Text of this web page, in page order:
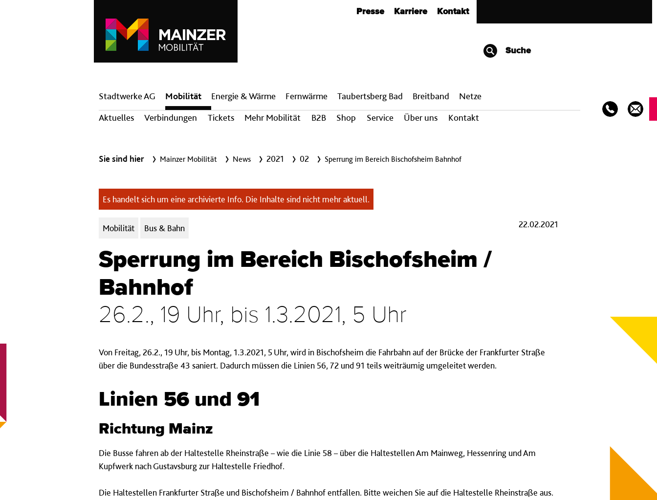
Presse Karriere Kontakt
Suche
Hauptnavigation
Stadtwerke AG
Mobilität
Aktuelles
Verbindungen Tickets Mehr Mobilität B2B Shop Service Über uns Kontakt
Energie & Wärme Fern­wärme Taubertsberg Bad Breit­band Netze
Sie sind hier Mainzer Mobilität News 2021 02 Sperrung im Bereich Bischofsheim Bahnhof
Es handelt sich um eine archivierte Info. Die Inhalte sind nicht mehr aktuell.
Kategorien:
Mobilität Bus & Bahn 22.02.2021
Sperrung im Bereich Bischofsheim /
Bahnhof
26.2., 19 Uhr, bis 1.3.2021, 5 Uhr
Von Freitag, 26.2., 19 Uhr, bis Montag, 1.3.2021, 5 Uhr, wird in Bischofsheim die Fahrbahn auf der Brücke der Frankfurter Straße
über die Bundesstraße 43 saniert. Dadurch müssen die Linien 56, 72 und 91 teils weiträumig umgeleitet werden.
Linien 56 und 91
Richtung Mainz
Die Busse fahren ab der Haltestelle Rheinstraße – wie die Linie 58 – über die Haltestellen Am Mainweg, Hessenring und Am
Kupfwerk nach Gustavsburg zur Haltestelle Friedhof.
Die Haltestellen Frankfurter Straße und Bischofsheim / Bahnhof entfallen. Bitte weichen Sie auf die Haltestelle Rheinstraße aus.